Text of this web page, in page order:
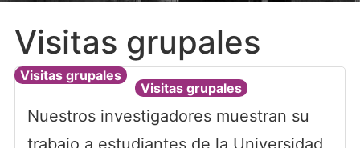
Visitas grupales
Visitas grupales
Visitas grupales
Nuestros investigadores muestran su
trabajo a estudiantes de la Universidad